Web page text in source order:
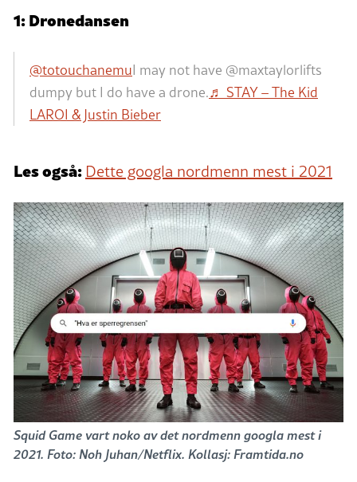
1: Dronedansen
@totouchanemuI may not have @maxtaylorlifts
dumpy but I do have a drone.♬ STAY – The Kid
LAROI & Justin Bieber
Les også: Dette googla nordmenn mest i 2021
Squid Game vart noko av det nordmenn googla mest i
2021. Foto: Noh Juhan/Netflix. Kollasj: Framtida.no